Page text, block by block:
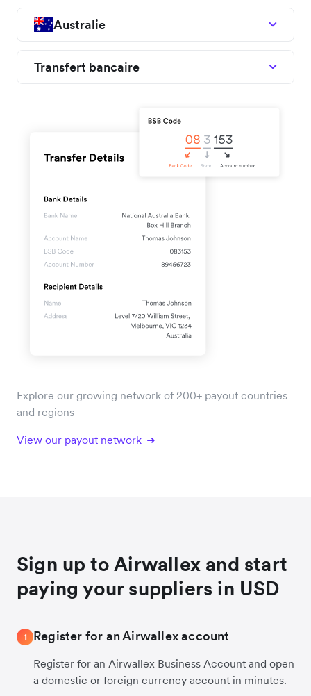
Australie
Transfert bancaire
Explore our growing network of 200+ payout countries
and regions
View our payout network
Sign up to Airwallex and start
paying your suppliers in USD
1 Register for an Airwallex account
Register for an Airwallex Business Account and open
a domestic or foreign currency account in minutes.